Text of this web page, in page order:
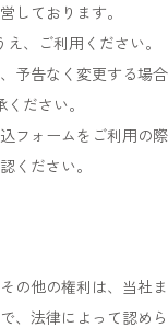
しております。
、ご利用ください。
予告なく変更する場合
ださい。
フォームをご利用の際
ください。
の他の権利は、当社ま
、法律によって認めら